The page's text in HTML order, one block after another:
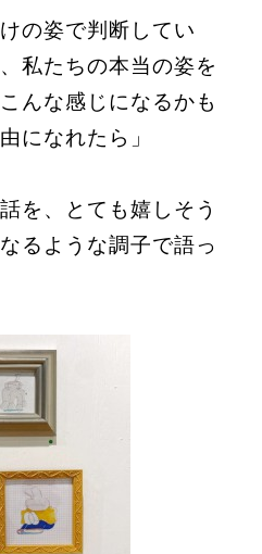
の姿で判断してい
私たちの本当の姿を
んな感じになるかも
になれたら」
を、とても嬉しそう
るような調子で語っ